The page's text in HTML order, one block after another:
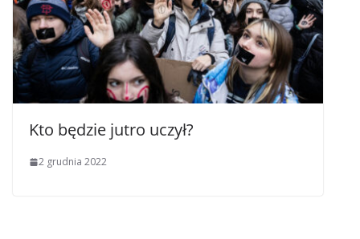
Kto będzie jutro uczył?
2 grudnia 2022